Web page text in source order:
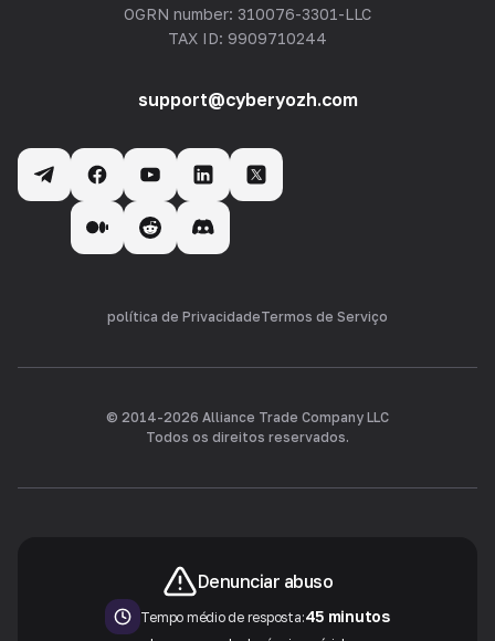
OGRN number: 310076-3301-LLC
TAX ID: 9909710244
support@cyberyozh.com
política de PrivacidadeTermos de Serviço
© 2014-2026 Alliance Trade Company LLC
Todos os direitos reservados.
Denunciar abuso
Tempo médio de resposta:45 minutos